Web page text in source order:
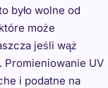
było wolne od
może
jeśli wąż
UV
i podatne na